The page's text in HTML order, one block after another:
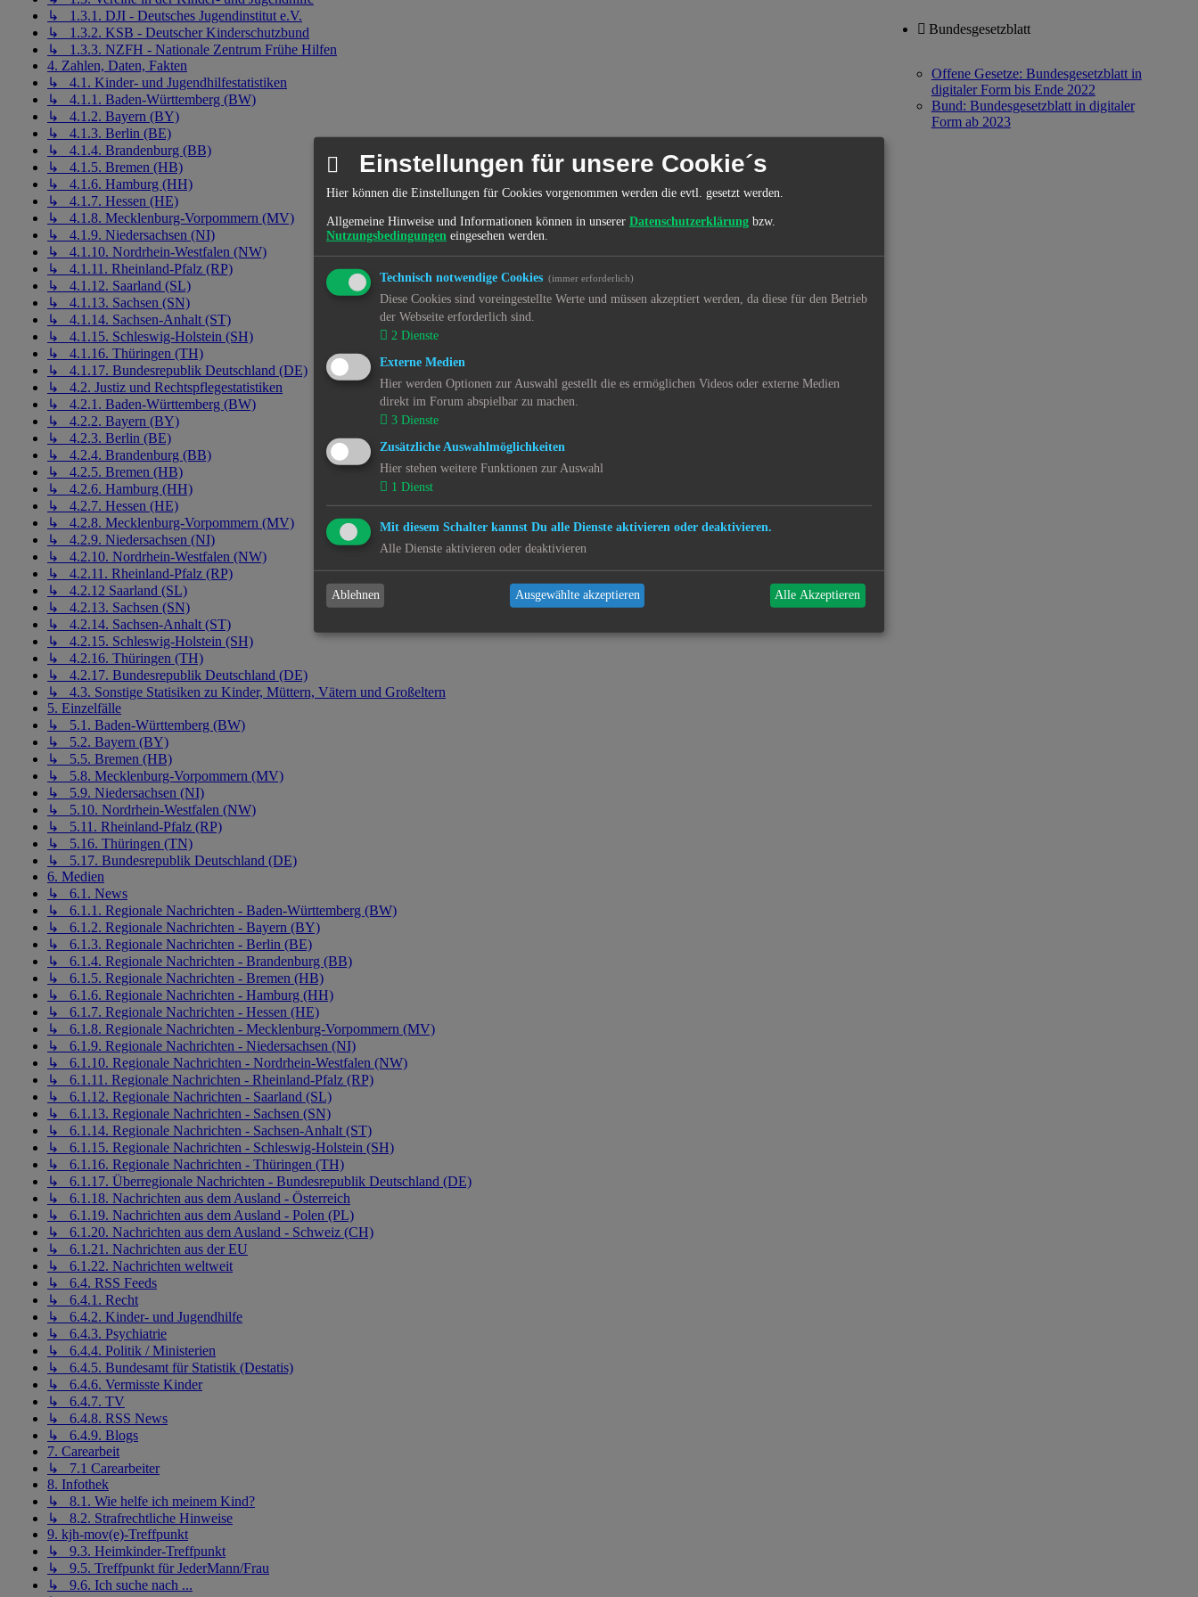
↳ 1.3.1. DJI - Deutsches Jugendinstitut e.V.
↳ 1.3.2. KSB - Deutscher Kinderschutzbund
↳ 1.3.3. NZFH - Nationale Zentrum Frühe Hilfen
4. Zahlen, Daten, Fakten
↳ 4.1. Kinder- und Jugendhilfestatistiken
↳ 4.1.1. Baden-Württemberg (BW)
↳ 4.1.2. Bayern (BY)
↳ 4.1.3. Berlin (BE)
↳ 4.1.4. Brandenburg (BB)
↳ 4.1.5. Bremen (HB)
↳ 4.1.6. Hamburg (HH)
↳ 4.1.7. Hessen (HE)
↳ 4.1.8. Mecklenburg-Vorpommern (MV)
↳ 4.1.9. Niedersachsen (NI)
↳ 4.1.10. Nordrhein-Westfalen (NW)
↳ 4.1.11. Rheinland-Pfalz (RP)
↳ 4.1.12. Saarland (SL)
↳ 4.1.13. Sachsen (SN)
↳ 4.1.14. Sachsen-Anhalt (ST)
↳ 4.1.15. Schleswig-Holstein (SH)
↳ 4.1.16. Thüringen (TH)
↳ 4.1.17. Bundesrepublik Deutschland (DE)
↳ 4.2. Justiz und Rechtspflegestatistiken
↳ 4.2.1. Baden-Württemberg (BW)
↳ 4.2.2. Bayern (BY)
↳ 4.2.3. Berlin (BE)
↳ 4.2.4. Brandenburg (BB)
↳ 4.2.5. Bremen (HB)
↳ 4.2.6. Hamburg (HH)
↳ 4.2.7. Hessen (HE)
↳ 4.2.8. Mecklenburg-Vorpommern (MV)
↳ 4.2.9. Niedersachsen (NI)
↳ 4.2.10. Nordrhein-Westfalen (NW)
↳ 4.2.11. Rheinland-Pfalz (RP)
↳ 4.2.12 Saarland (SL)
↳ 4.2.13. Sachsen (SN)
↳ 4.2.14. Sachsen-Anhalt (ST)
↳ 4.2.15. Schleswig-Holstein (SH)
↳ 4.2.16. Thüringen (TH)
↳ 4.2.17. Bundesrepublik Deutschland (DE)
↳ 4.3. Sonstige Statisiken zu Kinder, Müttern, Vätern und Großeltern
5. Einzelfälle
↳ 5.1. Baden-Württemberg (BW)
↳ 5.2. Bayern (BY)
↳ 5.5. Bremen (HB)
↳ 5.8. Mecklenburg-Vorpommern (MV)
↳ 5.9. Niedersachsen (NI)
↳ 5.10. Nordrhein-Westfalen (NW)
↳ 5.11. Rheinland-Pfalz (RP)
↳ 5.16. Thüringen (TN)
↳ 5.17. Bundesrepublik Deutschland (DE)
6. Medien
↳ 6.1. News
↳ 6.1.1. Regionale Nachrichten - Baden-Württemberg (BW)
↳ 6.1.2. Regionale Nachrichten - Bayern (BY)
↳ 6.1.3. Regionale Nachrichten - Berlin (BE)
↳ 6.1.4. Regionale Nachrichten - Brandenburg (BB)
↳ 6.1.5. Regionale Nachrichten - Bremen (HB)
↳ 6.1.6. Regionale Nachrichten - Hamburg (HH)
↳ 6.1.7. Regionale Nachrichten - Hessen (HE)
↳ 6.1.8. Regionale Nachrichten - Mecklenburg-Vorpommern (MV)
↳ 6.1.9. Regionale Nachrichten - Niedersachsen (NI)
↳ 6.1.10. Regionale Nachrichten - Nordrhein-Westfalen (NW)
↳ 6.1.11. Regionale Nachrichten - Rheinland-Pfalz (RP)
↳ 6.1.12. Regionale Nachrichten - Saarland (SL)
↳ 6.1.13. Regionale Nachrichten - Sachsen (SN)
↳ 6.1.14. Regionale Nachrichten - Sachsen-Anhalt (ST)
↳ 6.1.15. Regionale Nachrichten - Schleswig-Holstein (SH)
↳ 6.1.16. Regionale Nachrichten - Thüringen (TH)
↳ 6.1.17. Überregionale Nachrichten - Bundesrepublik Deutschland (DE)
↳ 6.1.18. Nachrichten aus dem Ausland - Österreich
↳ 6.1.19. Nachrichten aus dem Ausland - Polen (PL)
↳ 6.1.20. Nachrichten aus dem Ausland - Schweiz (CH)
↳ 6.1.21. Nachrichten aus der EU
↳ 6.1.22. Nachrichten weltweit
↳ 6.4. RSS Feeds
↳ 6.4.1. Recht
↳ 6.4.2. Kinder- und Jugendhilfe
↳ 6.4.3. Psychiatrie
↳ 6.4.4. Politik / Ministerien
↳ 6.4.5. Bundesamt für Statistik (Destatis)
↳ 6.4.6. Vermisste Kinder
↳ 6.4.7. TV
↳ 6.4.8. RSS News
↳ 6.4.9. Blogs
7. Carearbeit
↳ 7.1 Carearbeiter
8. Infothek
↳ 8.1. Wie helfe ich meinem Kind?
↳ 8.2. Strafrechtliche Hinweise
9. kjh-mov(e)-Treffpunkt
↳ 9.3. Heimkinder-Treffpunkt
↳ 9.5. Treffpunkt für JederMann/Frau
↳ 9.6. Ich suche nach ...
Bundesgesetzblatt
Offene Gesetze: Bundesgesetzblatt in
digitaler Form bis Ende 2022
Bund: Bundesgesetzblatt in digitaler
Form ab 2023
Einstellungen für unsere Cookie´s
Hier können die Einstellungen für Cookies vorgenommen werden die evtl. gesetzt werden.
Allgemeine Hinweise und Informationen können in unserer Datenschutzerklärung bzw.
Nutzungsbedingungen eingesehen werden.
Technisch notwendige Cookies (immer erforderlich)
Diese Cookies sind voreingestellte Werte und müssen akzeptiert werden, da diese für den Betrieb
der Webseite erforderlich sind.
2 Dienste
Externe Medien
Hier werden Optionen zur Auswahl gestellt die es ermöglichen Videos oder externe Medien
direkt im Forum abspielbar zu machen.
3 Dienste
Zusätzliche Auswahlmöglichkeiten
Hier stehen weitere Funktionen zur Auswahl
1 Dienst
Mit diesem Schalter kannst Du alle Dienste aktivieren oder deaktivieren.
Alle Dienste aktivieren oder deaktivieren
Ablehnen Ausgewählte akzeptieren Alle Akzeptieren